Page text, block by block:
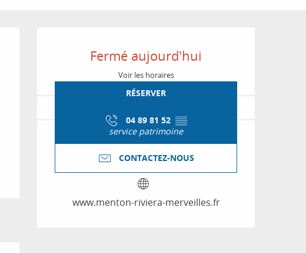
Ouverture et
Fermé aujourd'hui
Voir les horaires
RÉSERVER
04 89 81 52 ▒▒
service patrimoine
CONTACTEZ-NOUS
www.menton-riviera-merveilles.fr